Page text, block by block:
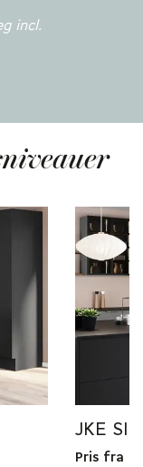
incl.
JKE
Pris fra